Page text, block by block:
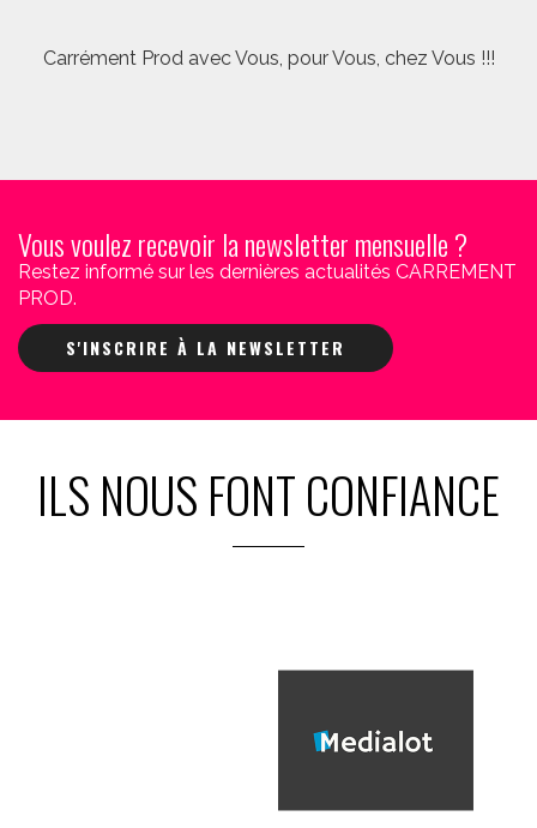
Carrément Prod avec Vous, pour Vous, chez Vous !!!
Vous voulez recevoir la newsletter mensuelle ?
Restez informé sur les dernières actualités CARREMENT
PROD.
S'INSCRIRE À LA NEWSLETTER
ILS NOUS FONT CONFIANCE